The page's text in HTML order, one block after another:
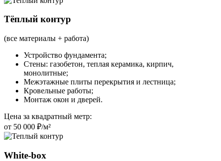
Тёплый контур
(все материалы + работа)
Устройство фундамента;
Стены: газобетон, теплая керамика, кирпич,
монолитные;
Межэтажные плиты перекрытия и лестница;
Кровельные работы;
Монтаж окон и дверей.
Цена за квадратный метр:
от 50 000 ₽/м²
White-box